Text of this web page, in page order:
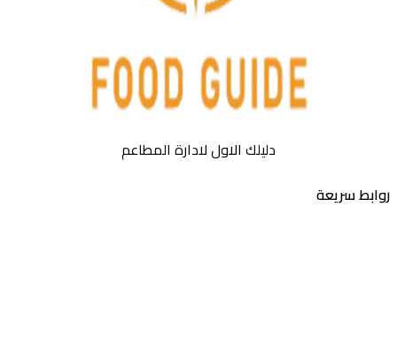
دليلك الاول لادارة المطاعم
سريعة